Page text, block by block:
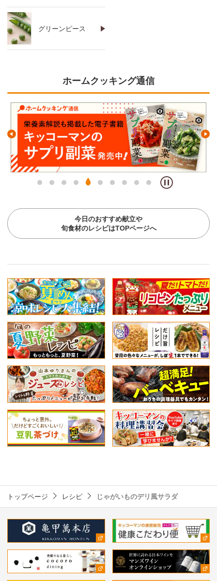
グリーンピース
ホームクッキング通信
今日のおすすめ献立や
旬食材のレシピはTOPページへ
トップページ レシピ じゃがいものデリ風サラダ